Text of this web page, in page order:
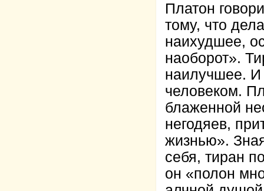
Платон
тому, что
наихудшее,
наоборот».
наилучшее. И
человеком.
блаженной
негодяев,
жизнью».
себя, тиран
он «полон